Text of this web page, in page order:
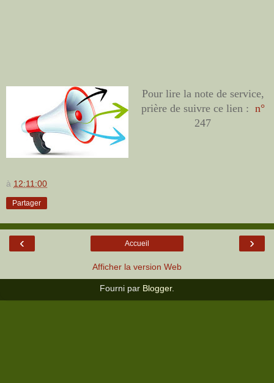
Pour lire la note de service,
prière de suivre ce lien : n°
247
à 12:11:00
Partager
‹ ›
Accueil
Afficher la version Web
Fourni par Blogger.